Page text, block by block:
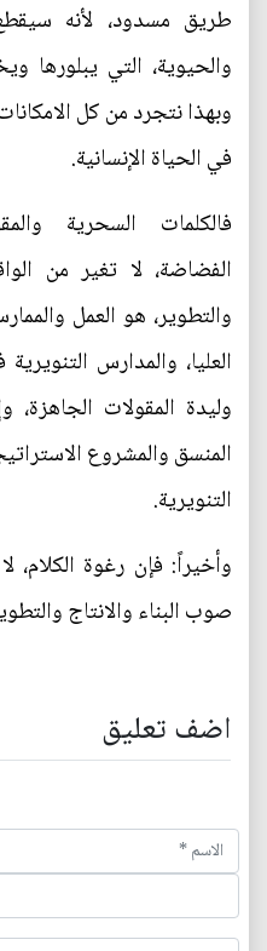
طريق مسدود، لأنه
والحيوية، التي يبلورها
وبهذا نتجرد من كل
في الحياة الإنسانية.
فالكلمات السحرية
الفضاضة، لا تغير من
والتطوير، هو العمل
العليا، والمدارس
وليدة المقولات الجاهزة،
المنسق والمشروع
التنويرية.
وأخيراً: فإن رغوة الكلام،
صوب البناء والانتاج
اضف تعليق